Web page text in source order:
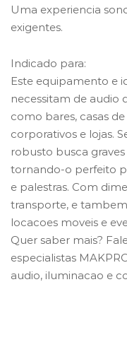
Uma experiencia
exigentes.
Indicado para:
Este equipamento e
necessitam de audio
como bares, casas
corporativos e lojas.
robusto busca
tornando-o perfeito
e palestras. Com
transporte, e
locacoes moveis e
Quer saber mais?
especialistas
audio, iluminacao e